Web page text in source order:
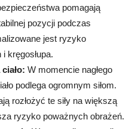
pomagają
pozycji podczas
jest ryzyko
kręgosłupa.
W momencie nagłego
podlega ogromnym siłom.
rozłożyć te siły na większą
ryzyko poważnych obrażeń.